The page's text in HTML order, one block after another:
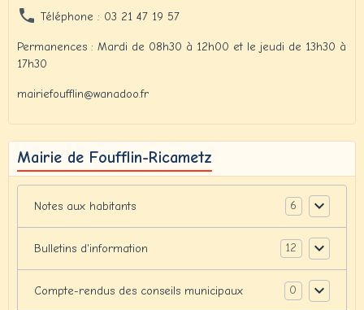
Téléphone : 03 21 47 19 57
Permanences : Mardi de 08h30 à 12h00 et le jeudi de 13h30 à
17h30
mairiefoufflin@wanadoo.fr
Mairie de Foufflin-Ricametz
Notes aux habitants 6
Bulletins d'information 12
Compte-rendus des conseils municipaux 0